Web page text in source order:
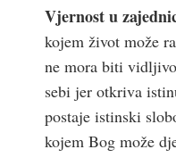
Vjernost u
kojem život može
ne mora biti
sebi jer otkriva
postaje istinski
kojem Bog može